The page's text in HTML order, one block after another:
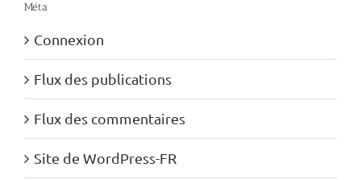
Méta
Connexion
Flux des publications
Flux des commentaires
Site de WordPress-FR